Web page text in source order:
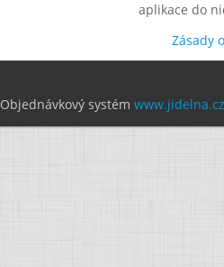
aplikace do
Zásady
Objednávkový systém www.jidelna.cz